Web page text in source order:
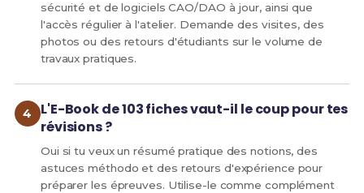
sécurité et de logiciels CAO/DAO à jour, ainsi que
l'accès régulier à l'atelier. Demande des visites, des
photos ou des retours d'étudiants sur le volume de
travaux pratiques.
L'E-Book de 103 fiches vaut-il le coup pour tes
révisions ?
Oui si tu veux un résumé pratique des notions, des
astuces méthodo et des retours d'expérience pour
préparer les épreuves. Utilise-le comme complément